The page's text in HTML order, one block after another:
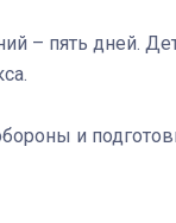
– пять дней.
и
03 4